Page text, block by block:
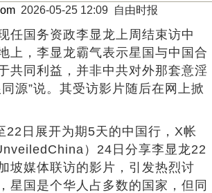
2026-05-25 12:09 自由时报
任国务资政李显龙上周结束访中
上，李显龙霸气表示星国与中国合
共同利益，并非中共对外那套意淫
源”说。其受访影片随后在网上掀
22日展开为期5天的中国行，X帐
）24日分享李显龙22
坡媒体联访的影片，引发热烈讨
星国是个华人占多数的国家，但同